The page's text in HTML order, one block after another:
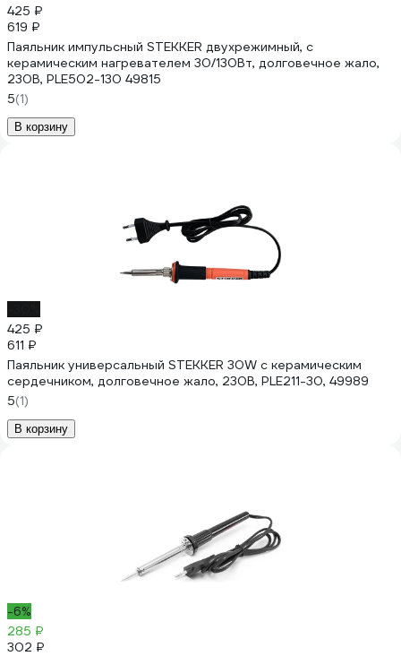
425 ₽
619 ₽
Паяльник импульсный STEKKER двухрежимный, с
керамическим нагревателем 30/130Вт, долговечное жало,
230В, PLE502-130 49815
5(1)
В корзину
425 ₽
611 ₽
Паяльник универсальный STEKKER 30W с керамическим
сердечником, долговечное жало, 230В, PLE211-30, 49989
5(1)
В корзину
-6%
285 ₽
302 ₽